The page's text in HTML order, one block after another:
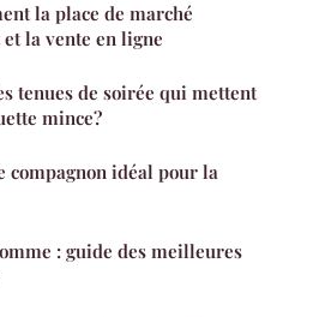
la place de marché
la vente en ligne
tenues de soirée qui mettent
mince?
compagnon idéal pour la
: guide des meilleures